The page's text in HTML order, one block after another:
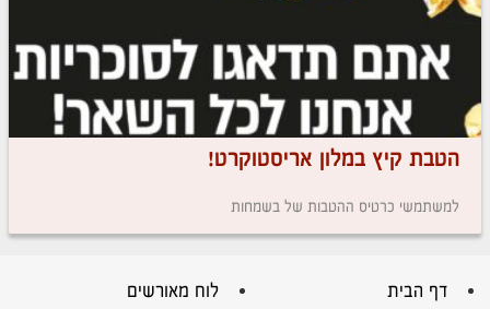
הטבת קיץ במלון אריסטוקרט!
למשתמשי כרטיס ההטבות של בשמחות
דף הבית לוח מאורשים